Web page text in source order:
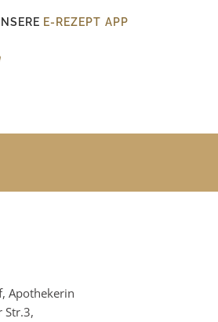
E-REZEPT APP
Apothekerin
Str.3,